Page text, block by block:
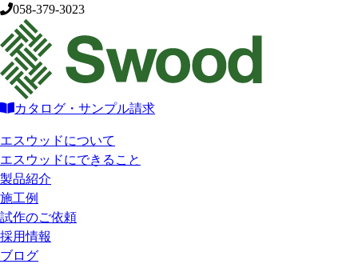
058-379-3023
カタログ・サンプル請求
エスウッドについて
エスウッドにできること
製品紹介
施工例
試作のご依頼
採用情報
ブログ